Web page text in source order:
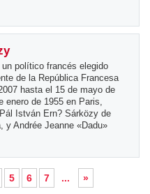
político francés elegido
de la República Francesa
hasta el 15 de mayo de
enero de 1955 en Paris,
István Ern? Sárközy de
y Andrée Jeanne «Dadu»
5 6 7 ... »